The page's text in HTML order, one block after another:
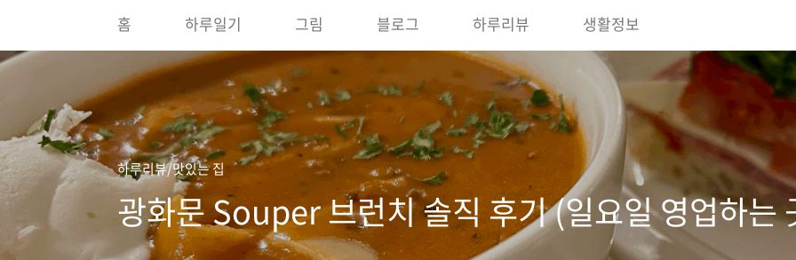
홈 하루일기 그림 블로그 하루리뷰 생활정보
하루리뷰/맛있는 집
광화문 Souper 브런치 솔직 후기 (일요일 영업하는